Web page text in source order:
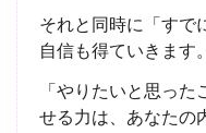
それと同時に「すで
自信も得ていきます。
「やりたいと思っ
せる力は、あなたの